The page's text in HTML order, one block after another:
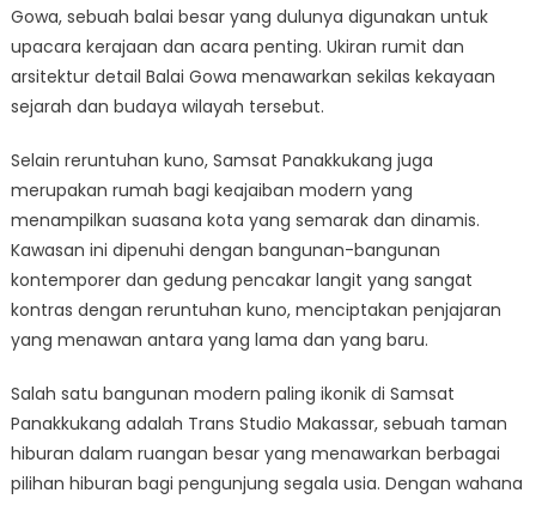
Gowa, sebuah balai besar yang dulunya digunakan untuk
upacara kerajaan dan acara penting. Ukiran rumit dan
arsitektur detail Balai Gowa menawarkan sekilas kekayaan
sejarah dan budaya wilayah tersebut.
Selain reruntuhan kuno, Samsat Panakkukang juga
merupakan rumah bagi keajaiban modern yang
menampilkan suasana kota yang semarak dan dinamis.
Kawasan ini dipenuhi dengan bangunan-bangunan
kontemporer dan gedung pencakar langit yang sangat
kontras dengan reruntuhan kuno, menciptakan penjajaran
yang menawan antara yang lama dan yang baru.
Salah satu bangunan modern paling ikonik di Samsat
Panakkukang adalah Trans Studio Makassar, sebuah taman
hiburan dalam ruangan besar yang menawarkan berbagai
pilihan hiburan bagi pengunjung segala usia. Dengan wahana